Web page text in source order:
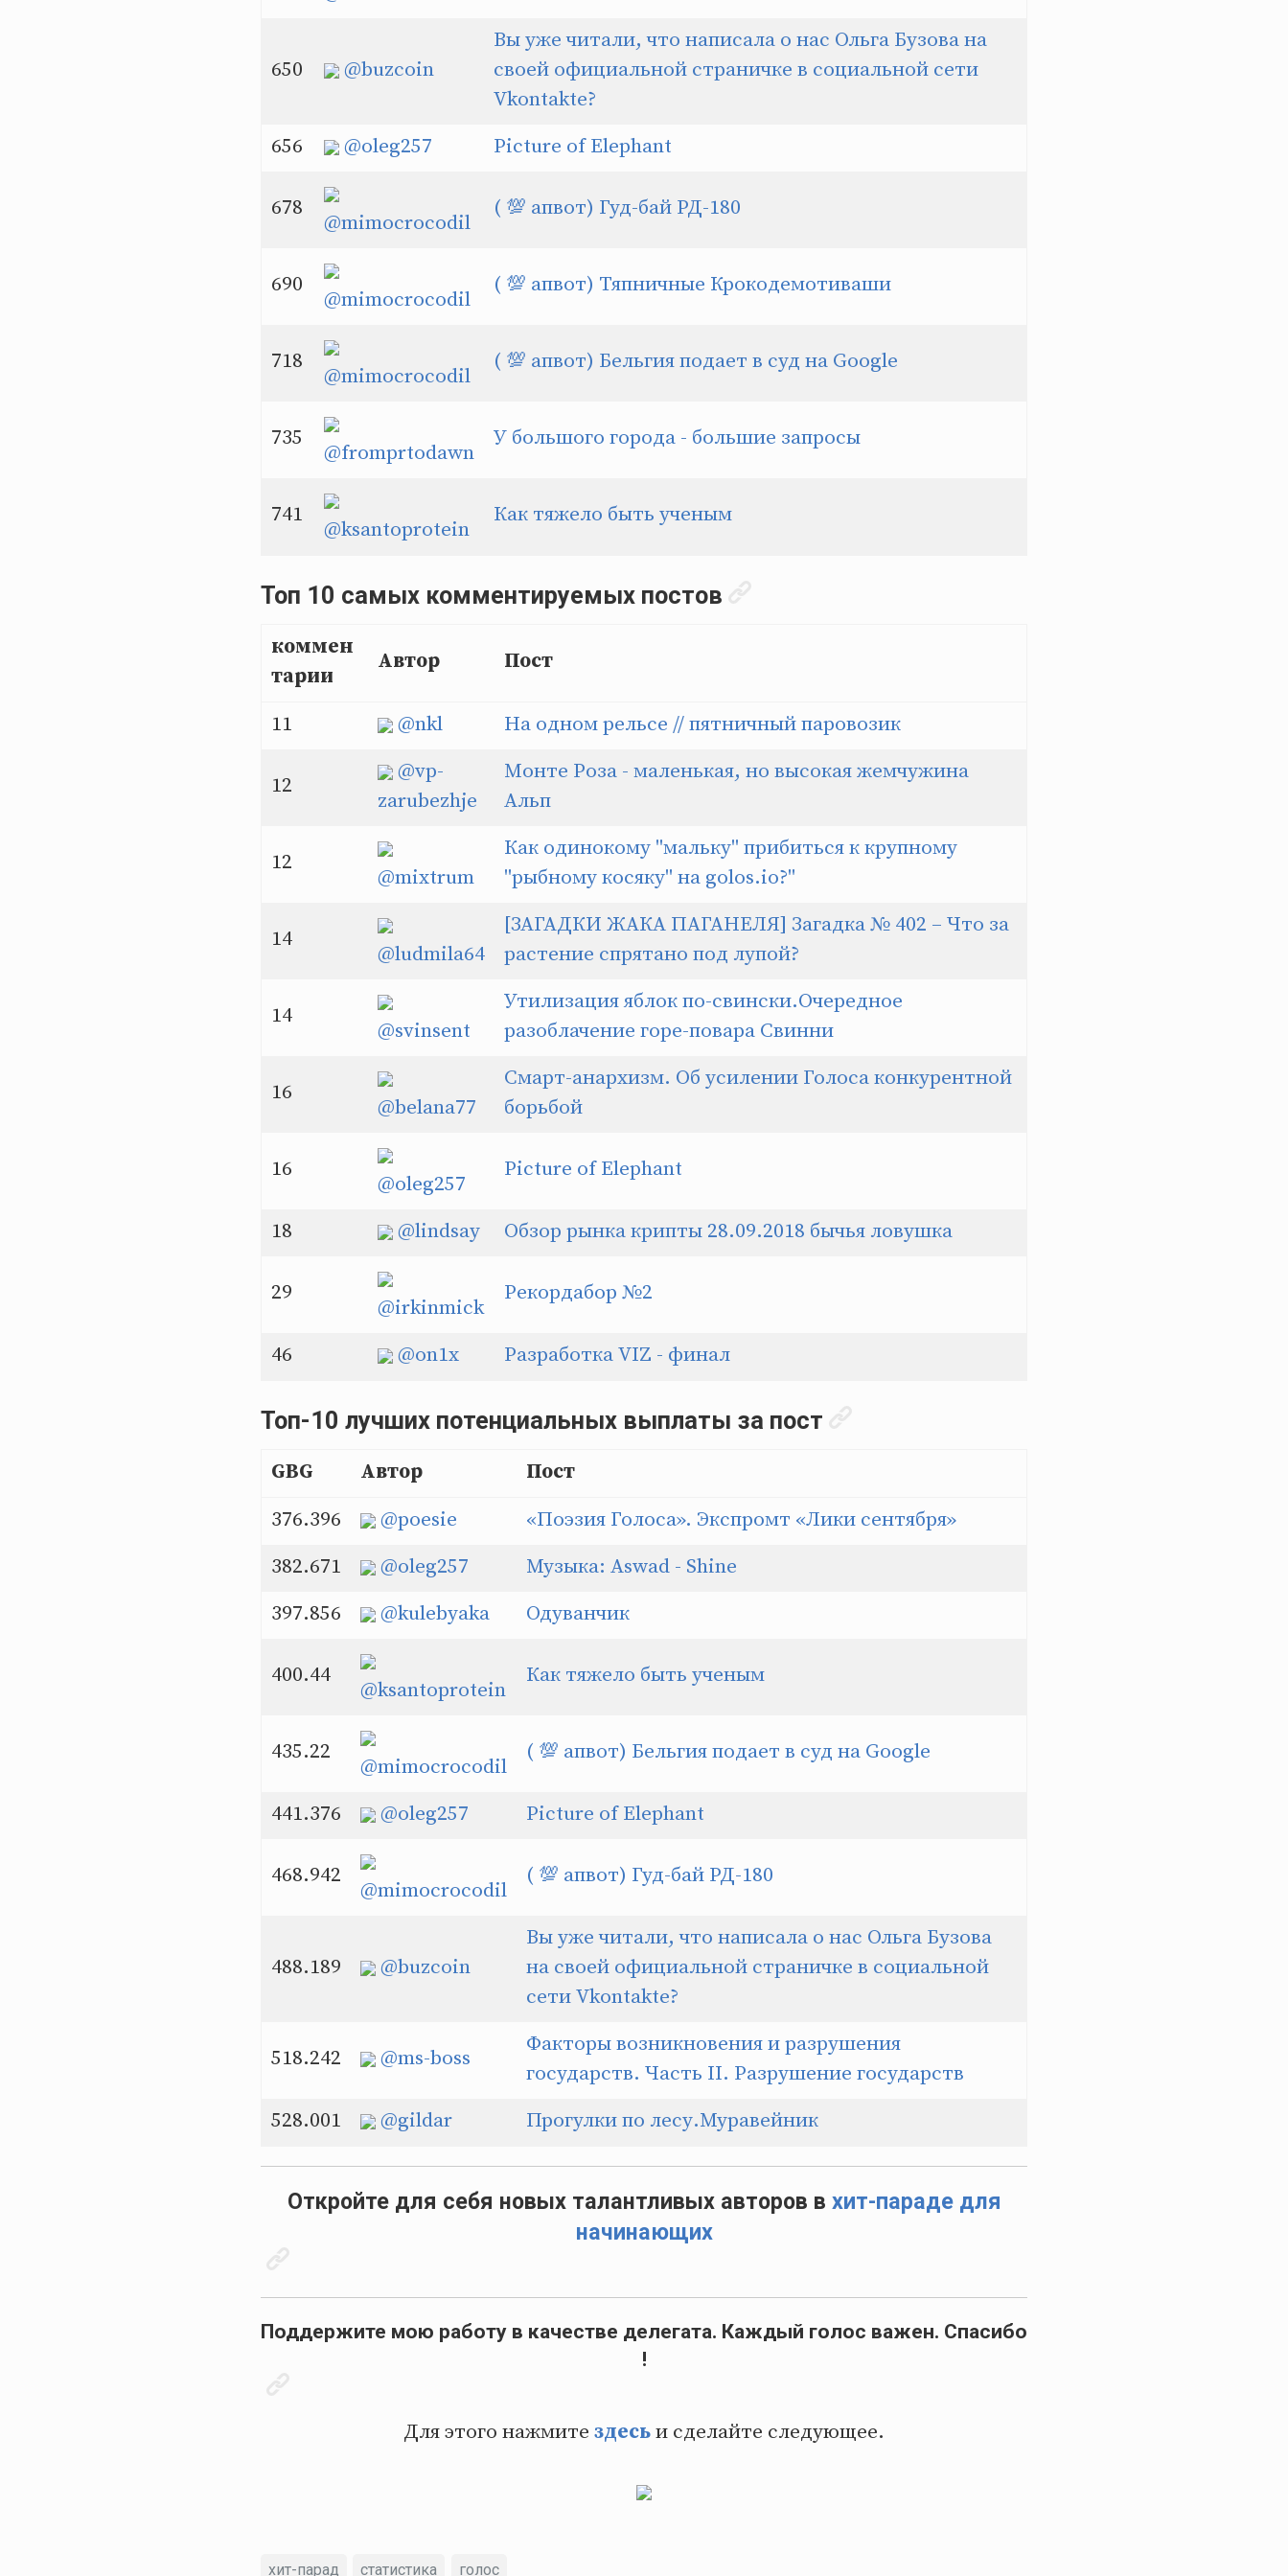
650 @buzcoin
Вы уже читали, что написала о нас Ольга Бузова на
своей официальной страничке в социальной сети
Vkontakte?
656
@oleg257 Picture of Elephant
678
@mimocrocodil
( 💯 апвот) Гуд-бай РД-180
690
@mimocrocodil
( 💯 апвот) Тяпничные Крокодемотиваши
718
@mimocrocodil
( 💯 апвот) Бельгия подает в суд на Google
735
@fromprtodawn
У большого города - большие запросы
741
@ksantoprotein
Как тяжело быть ученым
Топ 10 самых комментируемых постов
коммен
тарии
Автор Пост
11 @nkl На одном рельсе // пятничный паровозик
12
@vp-
zarubezhje
Монте Роза - маленькая, но высокая жемчужина
Альп
12
@mixtrum
Как одинокому "мальку" прибиться к крупному
"рыбному косяку" на golos.io?"
14
@ludmila64
[ЗАГАДКИ ЖАКА ПАГАНЕЛЯ] Загадка № 402 – Что за
растение спрятано под лупой?
14
@svinsent
Утилизация яблок по-свински.Очередное
разоблачение горе-повара Свинни
16
@belana77
Смарт-анархизм. Об усилении Голоса конкурентной
борьбой
16
@oleg257
Picture of Elephant
18 @lindsay Обзор рынка крипты 28.09.2018 бычья ловушка
29
@irkinmick
Рекордабор №2
46 @on1x Разработка VIZ - финал
Топ-10 лучших потенциальных выплаты за пост
GBG Автор
Пост
376.396
@poesie
«Поэзия Голоса». Экспромт «Лики сентября»
382.671
@oleg257
Музыка: Aswad - Shine
397.856
@kulebyaka Одуванчик
400.44
@ksantoprotein
Как тяжело быть ученым
435.22
@mimocrocodil
( 💯 апвот) Бельгия подает в суд на Google
441.376 @oleg257 Picture of Elephant
468.942
@mimocrocodil
( 💯 апвот) Гуд-бай РД-180
488.189 @buzcoin
Вы уже читали, что написала о нас Ольга Бузова
на своей официальной страничке в социальной
сети Vkontakte?
518.242 @ms-boss
Факторы возникновения и разрушения
государств. Часть II. Разрушение государств
528.001
@gildar Прогулки по лесу.Муравейник
Откройте для себя новых талантливых авторов в хит-параде для
начинающих
Поддержите мою работу в качестве делегата. Каждый голос важен. Спасибо
!
Для этого нажмите здесьи сделайте следующее.
хит-парад статистика голос